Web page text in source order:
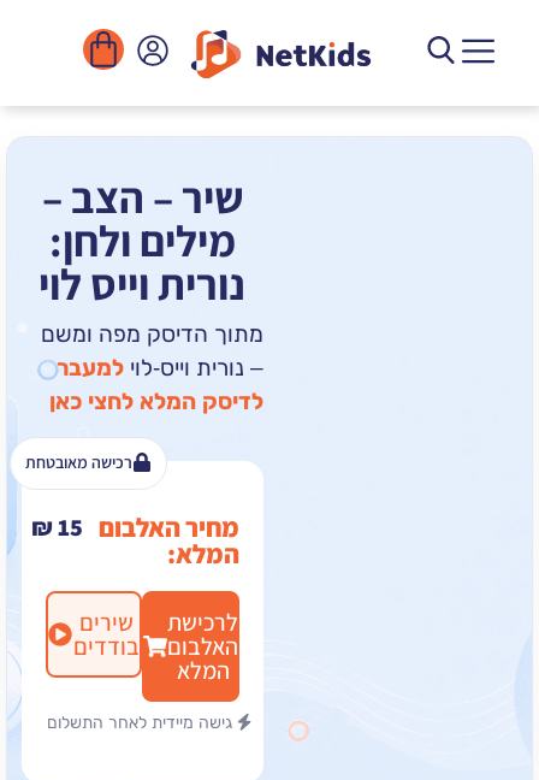
שיר – הצב –
מילים ולחן:
נורית וייס לוי
מתוך הדיסק מפה ומשם
– נורית וייס-לוילמעבר
לדיסק המלא לחצי כאן
מחיר האלבום ₪15
שירים
בודדים
גישה מיידית לאחר התשלום
רכישה מאובטחת